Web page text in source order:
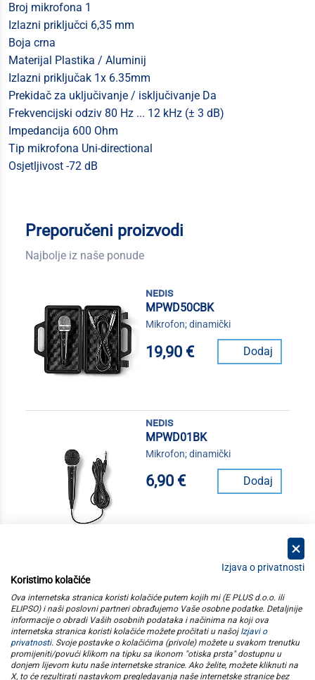
Broj mikrofona 1
Izlazni priključci 6,35 mm
Boja crna
Materijal Plastika / Aluminij
Izlazni priključak 1x 6.35mm
Prekidač za uključivanje / isključivanje Da
Frekvencijski odziv 80 Hz ... 12 kHz (± 3 dB)
Impedancija 600 Ohm
Tip mikrofona Uni-directional
Osjetljivost -72 dB
Preporučeni proizvodi
Najbolje iz naše ponude
nedis
MPWD50CBK
Mikrofon; dinamički
19,90 € Dodaj
nedis
MPWD01BK
Mikrofon; dinamički
6,90 € Dodaj
kategorije
elipso
informacije
Izjava o privatnosti
Koristimo kolačiće
Ova internetska stranica koristi kolačiće putem kojih mi (E PLUS d.o.o. ili
ELIPSO) i naši poslovni partneri obrađujemo Vaše osobne podatke. Detaljnije
informacije o obradi Vaših osobnih podataka i načinima na koji ova
internetska stranica koristi kolačiće možete pročitati u našoj Izjavi o
privatnosti. Svoje postavke o kolačićima (privole) možete u svakom trenutku
promijeniti/povući klikom na tipku sa ikonom "otiska prsta" dostupnu u
donjem lijevom kutu naše internetske stranice. Ako želite, možete kliknuti na
X, to će rezultirati nastavkom pregledavanja naše internetske stranice bez